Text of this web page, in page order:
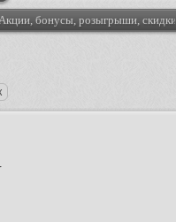
бонусы, розыгрыши, скидки